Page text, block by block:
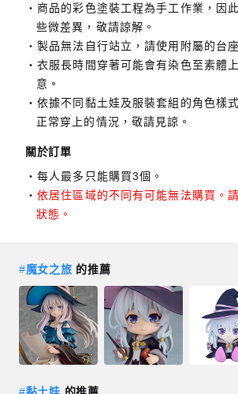
商品的彩色塗裝工程為手工作業，因
些微差異，敬請諒解。
製品無法自行站立，請使用附屬的台
衣服長時間穿著可能會有染色至素體
意。
依據不同黏土娃及服裝套組的角色樣
正常穿上的情況，敬請見諒。
關於訂單
每人最多只能購買3個。
依居住區域的不同有可能無法購買。
狀態。
#魔女之旅 的推薦